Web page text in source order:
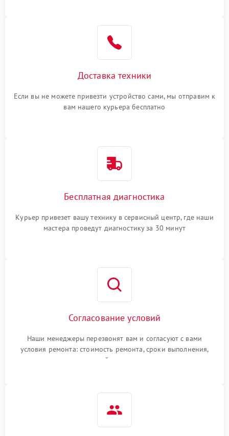
Доставка техники
Если вы не можете привезти устройство сами, мы отправим к
вам нашего курьера бесплатно
Бесплатная диагностика
Курьер привезет вашу технику в сервисный центр, где наши
мастера проведут диагностику за 30 минут
Согласование условий
Наши менеджеры перезвонят вам и согласуют с вами
условия ремонта: стоимость ремонта, сроки выполнения,
гарантийные условия